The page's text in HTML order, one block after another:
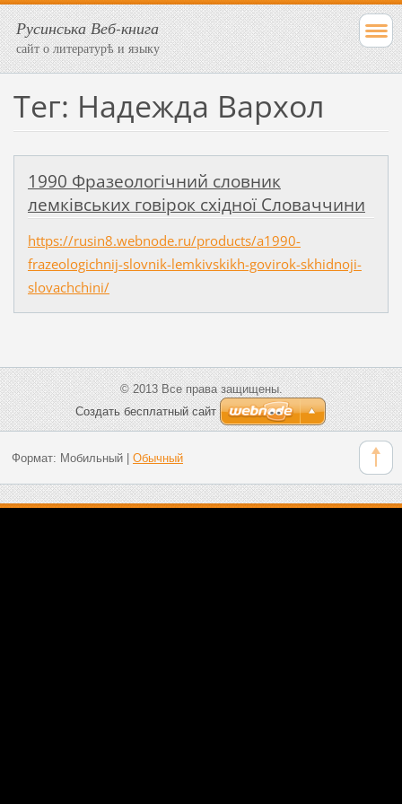
Русинська Веб-книга
сайт о литературѣ и языку
Тег: Надежда Вархол
1990 Фразеологічний словник
лемківських говірок східної Словаччини
https://rusin8.webnode.ru/products/a1990-
frazeologichnij-slovnik-lemkivskikh-govirok-skhidnoji-
slovachchini/
© 2013 Все права защищены.
Создать бесплатный сайт
Формат: Мобильный| Обычный